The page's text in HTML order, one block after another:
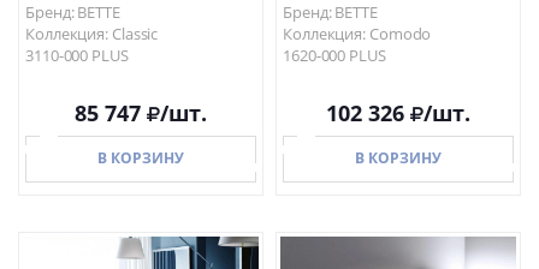
Бренд: BETTE
Коллекция: Classic
3110-000 PLUS
85 747 /шт.
В КОРЗИНУ
Бренд: BETTE
Коллекция: Comodo
1620-000 PLUS
102 326 /шт.
В КОРЗИНУ